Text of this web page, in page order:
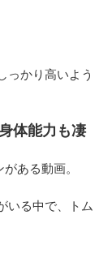
っかり高いよう
体能力も凄
ある動画。
いる中で、トム